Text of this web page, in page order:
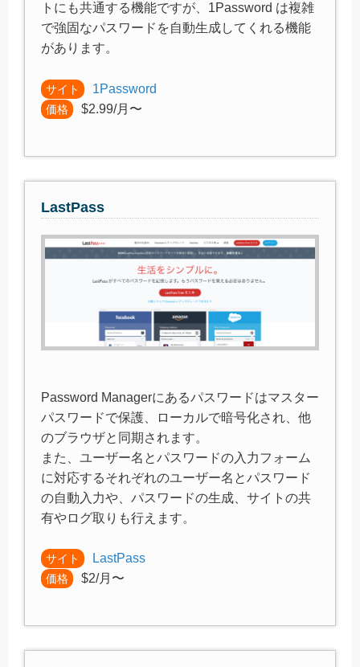
トにも共通する機能ですが、1Password は複雑
で強固なパスワードを自動生成してくれる機能
があります。
サイト 1Password
価格 $2.99/月〜
LastPass
Password Managerにあるパスワードはマスター
パスワードで保護、ローカルで暗号化され、他
のブラウザと同期されます。
また、ユーザー名とパスワードの入力フォーム
に対応するそれぞれのユーザー名とパスワード
の自動入力や、パスワードの生成、サイトの共
有やログ取りも行えます。
サイト LastPass
価格 $2/月〜